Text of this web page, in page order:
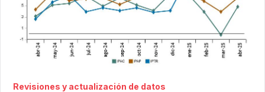
Revisiones y actualización de datos